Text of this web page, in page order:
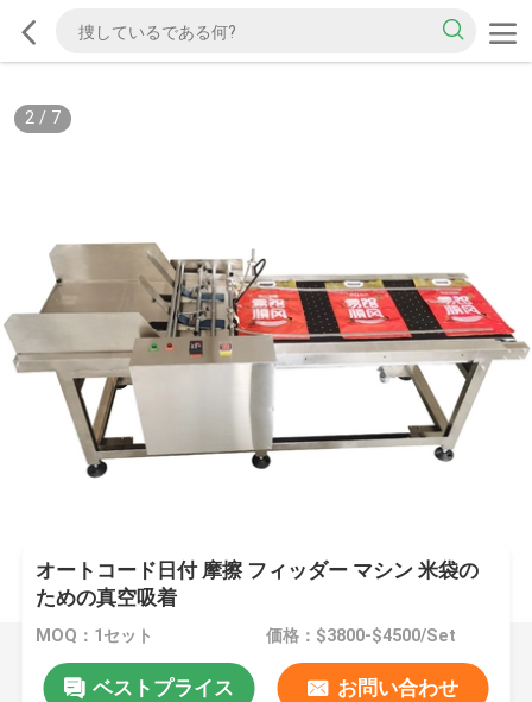
2/ 7
オートコード日付 摩擦 フィッダー マシン 米袋の
ための真空吸着
MOQ：1セット 価格：$3800-$4500/Set
ベストプライス お問い合わせ